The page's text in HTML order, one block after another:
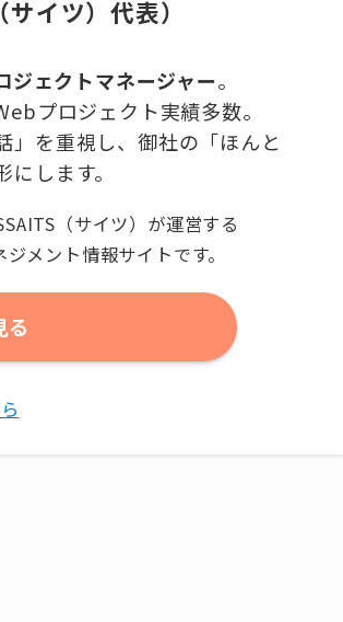
イツ）代表）
ジェクトマネージャー。
プロジェクト実績多数。
」を重視し、御社の「ほんと
します。
（サイツ）が運営する
メント情報サイトです。
る